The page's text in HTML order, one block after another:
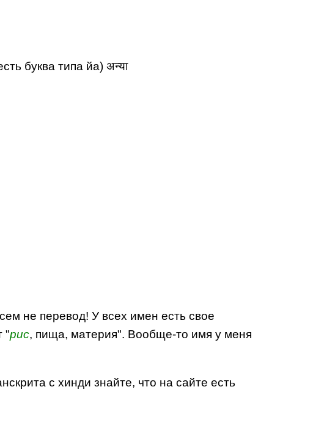
буква типа йа) अन्या
не перевод! У всех имен есть свое
"рис, пища, материя". Вообще-то имя у меня
с хинди знайте, что на сайте есть